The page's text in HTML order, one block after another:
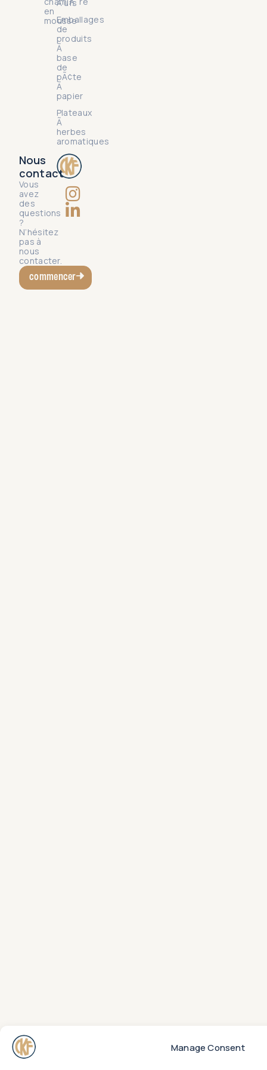
Manage Consent
Å“ufs
Emballages
de
produits
Ã
base
de
pÃ¢te
Ã
papier
Plateaux
Ã
herbes
aromatiques
en
mousse
Nous
contact
Vous
avez
des
questions
?
N’hésitez
pas à
nous
contacter.
commencer